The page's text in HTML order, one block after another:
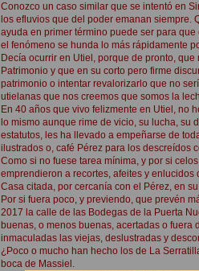
Conozco un caso similar que se intentó en
los efluvios que del poder emanan siempre.
ayuda en primer término puede ser para
el fenómeno se hunda lo más rápidamente
Decía ocurrir en Utiel, porque de pronto,
Patrimonio y que en su corto pero firme
patrimonio o intentar revalorizarlo que no
utielanas que nos creemos que somos la
En 40 años que vivo felizmente en Utiel, no
lo mismo aunque rime de vicio, su lucha, su
estatutos, les ha llevado a empeñarse de
ilustrados o, café Pérez para los descreídos
Como si no fuese tarea mínima, y por si
emprendieron a recortes, afeites y
Casa citada, por cercanía con el Pérez, en
Por si fuera poco, y previendo, que prevén
2017 la calle de las Bodegas de la Puerta
buenas, o menos buenas, acertadas o
inmaculadas las viejas, deslustradas y
¿Poco o mucho han hecho los de La
boca de Massiel.